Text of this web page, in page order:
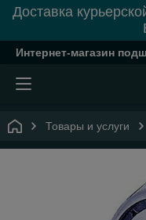
Доставка
Интернет-магазин
Товары и услуги